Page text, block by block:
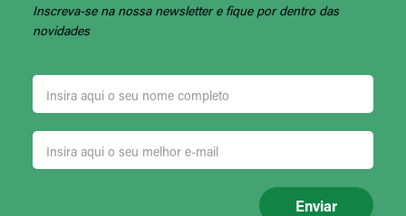
Inscreva-se na nossa newsletter e fique por dentro das
novidades
Enviar